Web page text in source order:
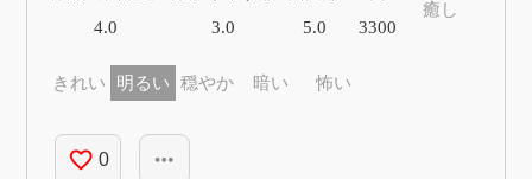
4.0
3.0
5.0
3300
癒し
きれい 明るい 穏やか 暗い 怖い
favorite_border 0 more_horiz